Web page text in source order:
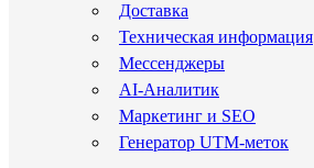
Доставка
Техническая информация
Мессенджеры
AI-Аналитик
Маркетинг и SEO
Генератор UTM-меток